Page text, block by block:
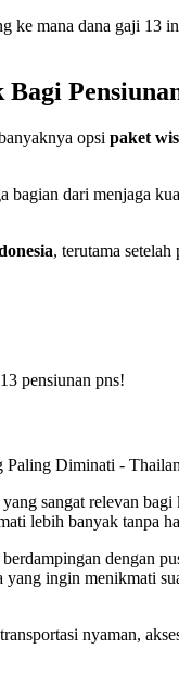
mana dana gaji
opsi paket
dari menjaga
, terutama
pensiunan pns!
sangat relevan
lebih banyak tanpa
dengan
ingin menikmati
nyaman,